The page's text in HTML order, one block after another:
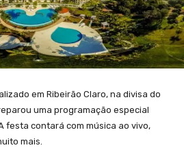
em Ribeirão Claro, na divisa do
uma programação especial
festa contará com música ao vivo,
mais.